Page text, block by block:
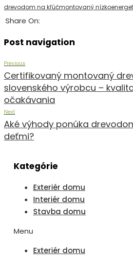
drevodom na kľúčmontovaný
Share On:
Post navigation
Previous
Certifikovaný montovaný
slovenského výrobcu –
očakávania
Next
Aké výhody ponúka
deťmi?
Kategórie
Exteriér domu
Interiér domu
Stavba domu
Menu
Exteriér domu